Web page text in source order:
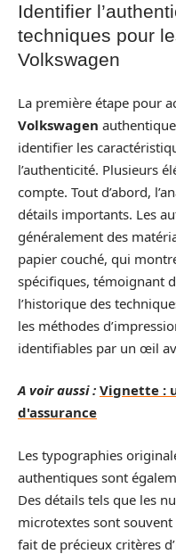
Identifier
techniques pour
Volkswagen
La première étape pour
Volkswagen
identifier les
l’authenticité. Plusieurs
compte. Tout d’abord,
détails importants. Les
généralement des
papier couché, qui
spécifiques, témoignant
l’historique des
les méthodes
identifiables par un œil
A voir aussi : Vignette :
d'assurance
Les typographies
authentiques sont
Des détails tels que les
microtextes sont
fait de précieux critères